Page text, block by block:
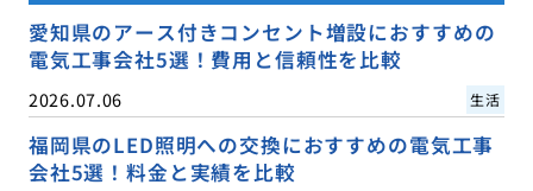
愛知県のアース付きコンセント増設におすすめの
電気工事会社5選！費用と信頼性を比較
2026.07.06 生活
福岡県のLED照明への交換におすすめの電気工事
会社5選！料金と実績を比較